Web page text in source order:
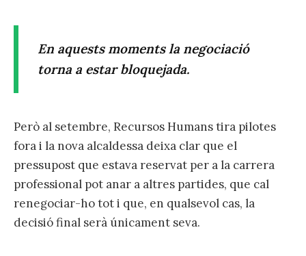
En aquests moments la negociació
torna a estar bloquejada.
Però al setembre, Recursos Humans tira pilotes
fora i la nova alcaldessa deixa clar que el
pressupost que estava reservat per a la carrera
professional pot anar a altres partides, que cal
renegociar-ho tot i que, en qualsevol cas, la
decisió final serà únicament seva.